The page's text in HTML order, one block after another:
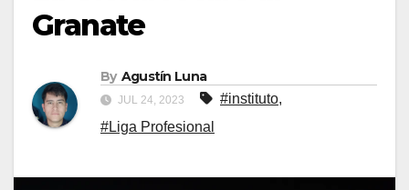
Granate
By Agustín Luna
JUL 24, 2023 #instituto,
#Liga Profesional